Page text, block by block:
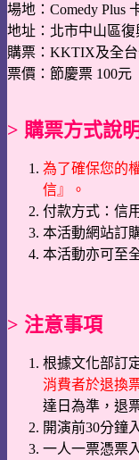
場地：Comedy Plus
地址：北市中山區復
購票：KKTIX及全
票價：節慶票 100元
> 購票方式說明
為了確保您的
信』。
付款方式：信
本活動網站訂
本活動亦可至
> 注意事項
根據文化部訂
消費者於退換
達日為準，退
開演前30分鐘
一人一票憑票